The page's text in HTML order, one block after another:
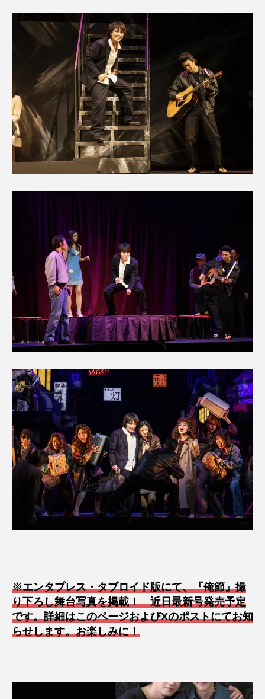
※エンタプレス・タブロイド版にて、『俺節』撮
り下ろし舞台写真を掲載！ 近日最新号発売予定
です。詳細はこのページおよびXのポストにてお知
らせします。お楽しみに！